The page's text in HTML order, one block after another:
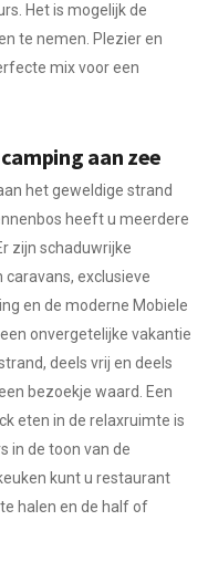
Het is mogelijk de
te nemen. Plezier en
mix voor een
aan zee
het geweldige strand
heeft u meerdere
zijn schaduwrijke
exclusieve
en de moderne Mobiele
onvergetelijke vakantie
deels vrij en deels
bezoekje waard. Een
eten in de relaxruimte is
in de toon van de
kunt u restaurant
halen en de half of